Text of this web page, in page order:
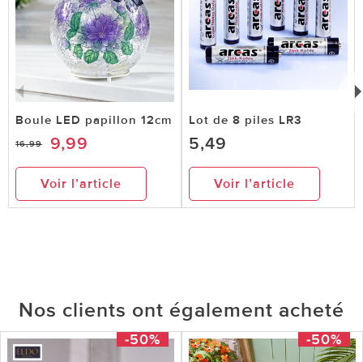
Boule LED papillon 12cm
16,99 9,99
Voir l’article
Lot de 8 piles LR3
5,49
Voir l’article
Nos clients ont également acheté
-50% -50%